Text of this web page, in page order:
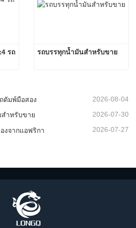
รถ
รถบรรทุกน้ำมันสำหรับขาย
ดัมพ์มือสอง 2026-08-04
สำหรับขาย 2026-07-30
งจากแอฟริกา 2026-07-27